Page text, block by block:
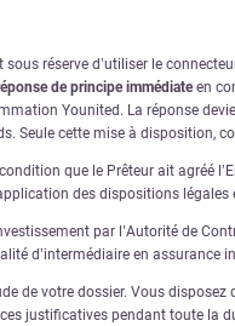
réserve d’utiliser le
de principe immédiateen
Younited. La réponse
Seule cette mise à disposition,
que le Prêteur ait agréé
des dispositions légales
par l’Autorité de
d’intermédiaire en assurance
de votre dossier. Vous
justificatives pendant toute la